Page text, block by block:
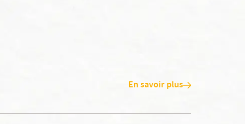
En savoir plus